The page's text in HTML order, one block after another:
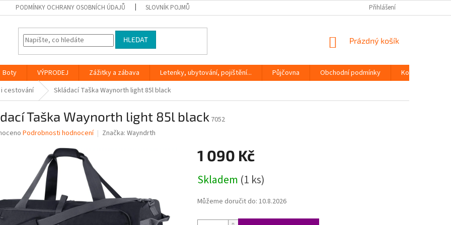
PODMÍNKY OCHRANY OSOBNÍCH ÚDAJŮ SLOVNÍK POJMŮ Přihlášení
HLEDAT
NÁKUPNÍ
Prázdný košík
Boty VÝPRODEJ Zážitky a zábava Letenky, ubytování, pojištění... Půjčovna Obchodní podmínky
Kontakty
cestování Skládací Taška Waynorth light 85l black
Taška Waynorth light 85l black 7052
Podrobnosti hodnocení Značka: Wayndrth
1 090 Kč
cena:
Skladem (1 ks)
Můžeme doručit do: 10.8.2026